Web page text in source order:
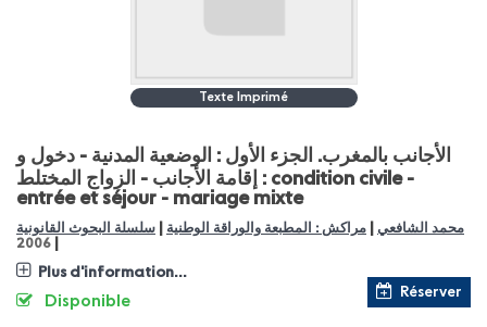
Texte Imprimé
الأجانب بالمغرب. الجزء الأول : الوضعية المدنية - دخول و
إقامة الأجانب - الزواج المختلط : condition civile -
entrée et séjour - mariage mixte
محمد الشافعي مراكش : المطبعة والوراقة الوطنية سلسلة البحوث القانونية
2006
Plus d'information...
Réserver
Disponible